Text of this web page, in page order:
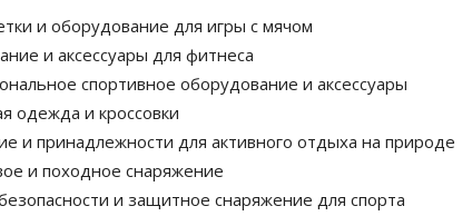
и оборудование для игры с мячом
и аксессуары для фитнеса
спортивное оборудование и аксессуары
одежда и кроссовки
и принадлежности для активного отдыха на природе
и походное снаряжение
и защитное снаряжение для спорта